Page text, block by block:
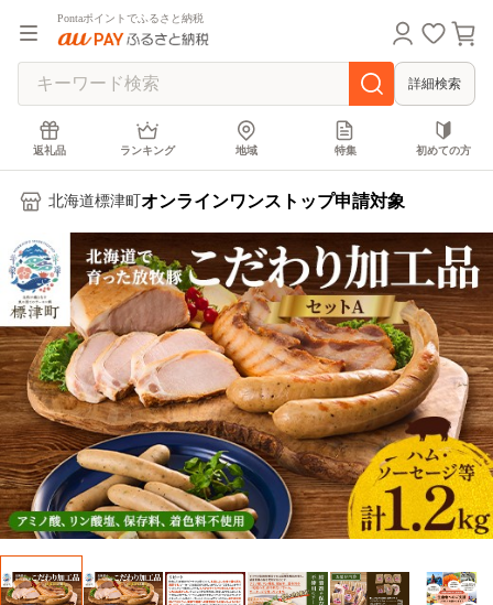
Pontaポイントでふるさと納税
詳細検索
返礼品 ランキング 地域 特集 初めての方
北海道標津町 オンラインワンストップ申請対象